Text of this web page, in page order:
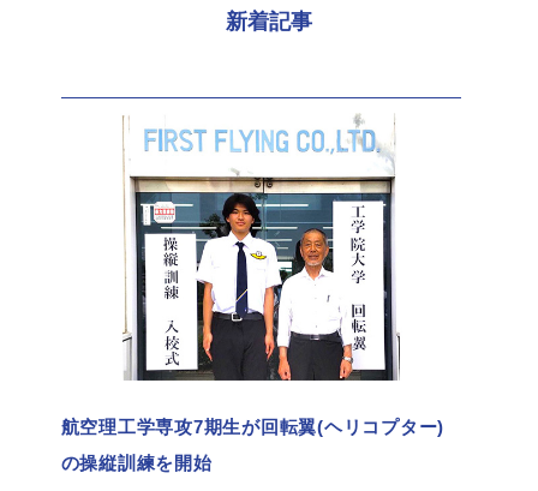
新着記事
航空理工学専攻7期生が回転翼(ヘリコプター)
の操縦訓練を開始